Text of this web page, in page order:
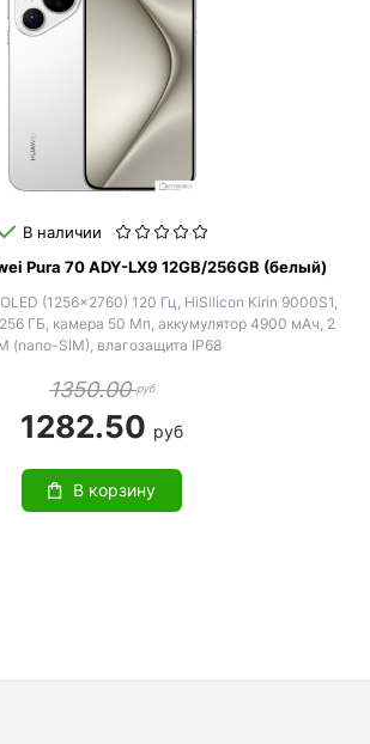
В наличии
Pura 70 ADY-LX9 12GB/256GB (белый)
(1256x2760) 120 Гц, HiSilicon Kirin 9000S1,
ГБ, камера 50 Мп, аккумулятор 4900 мАч, 2
(nano-SIM), влагозащита IP68
1350.00руб
1282.50 руб
В корзину